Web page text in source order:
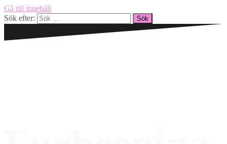
Gå till innehåll
Sök efter: